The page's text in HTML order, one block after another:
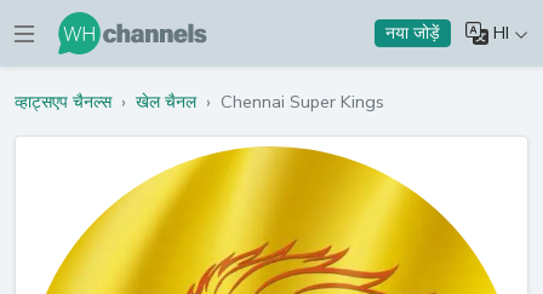
नया जोड़ें HI
व्हाट्सएप चैनल्स › खेल चैनल › Chennai Super Kings